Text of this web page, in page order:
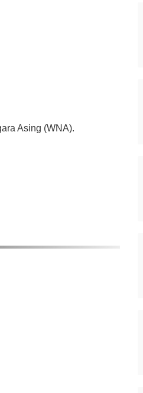
Asing (WNA).